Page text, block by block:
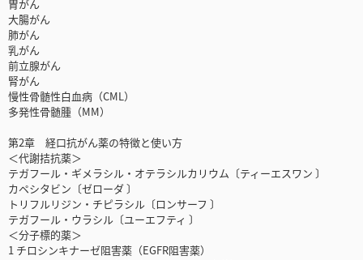
胃がん
大腸がん
肺がん
乳がん
前立腺がん
腎がん
慢性骨髄性白血病（CML）
多発性骨髄腫（MM）
第2章 経口抗がん薬の特徴と使い方
＜代謝拮抗薬＞
テガフール・ギメラシル・オテラシルカリウム〔ティーエスワン 〕
カペシタビン〔ゼローダ 〕
トリフルリジン・チピラシル〔ロンサーフ 〕
テガフール・ウラシル〔ユーエフティ 〕
＜分子標的薬＞
1 チロシンキナーゼ阻害薬（EGFR阻害薬）